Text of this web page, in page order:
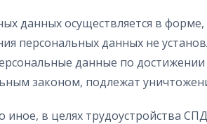
данных осуществляется в
персональных данных не
данные по достижении
законом, подлежат
иное, в целях трудоустройства